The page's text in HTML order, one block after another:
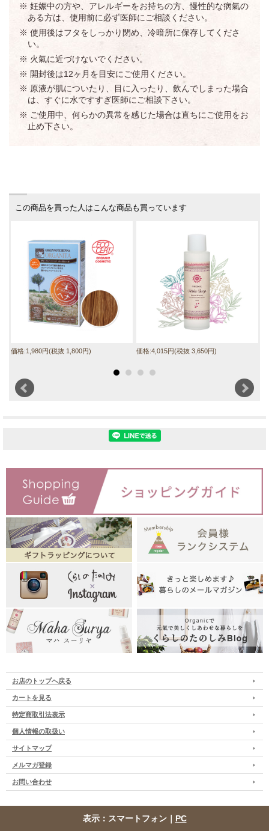
※ 妊娠中の方や、アレルギーをお持ちの方、慢性的な病氣の
ある方は、使用前に必ず医師にご相談ください。
※ 使用後はフタをしっかり閉め、冷暗所に保存してくださ
い。
※ 火氣に近づけないでください。
※ 開封後は12ヶ月を目安にご使用ください。
※ 原液が肌についたり、目に入ったり、飲んでしまった場合
は、すぐに水ですすぎ医師にご相談下さい。
※ ご使用中、何らかの異常を感じた場合は直ちにご使用をお
止め下さい。
この商品を買った人はこんな商品も買っています
価格:1,980円(税抜 1,800円) 価格:4,015円(税抜 3,650円)
お店のトップへ戻る
カートを見る
特定商取引法表示
個人情報の取扱い
サイトマップ
メルマガ登録
お問い合わせ
表示：スマートフォン｜ PC